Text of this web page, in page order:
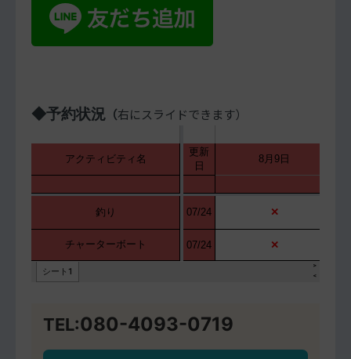
◆予約状況 （右にスライドできます）
TEL:080-4093-0719